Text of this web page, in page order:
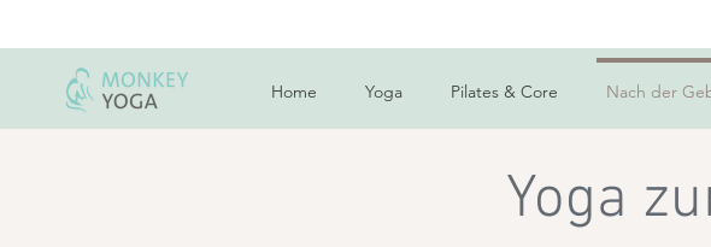
Home Yoga Pilates & Core Nach der
Yoga